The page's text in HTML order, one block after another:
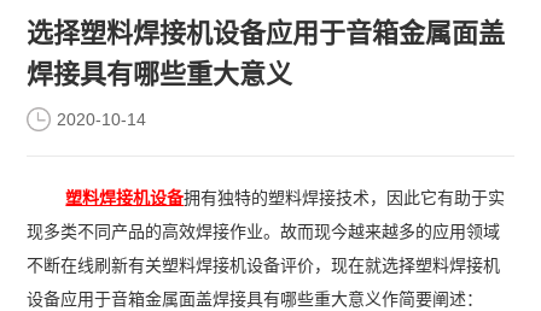
选择塑料焊接机设备应用于音箱金属面盖
焊接具有哪些重大意义
2020-10-14
塑料焊接机设备拥有独特的塑料焊接技术，因此它有助于实
现多类不同产品的高效焊接作业。故而现今越来越多的应用领域
不断在线刷新有关塑料焊接机设备评价，现在就选择塑料焊接机
设备应用于音箱金属面盖焊接具有哪些重大意义作简要阐述：